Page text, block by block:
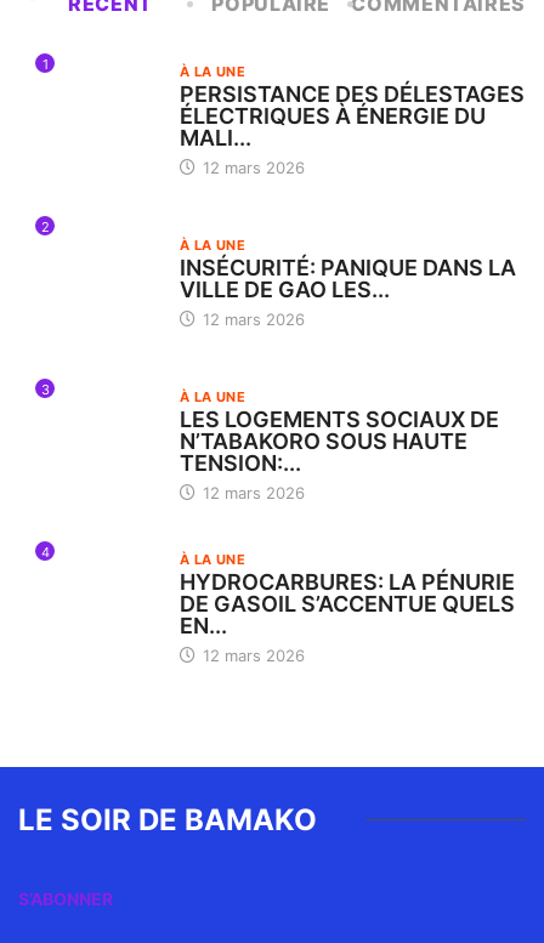
1 À LA UNE
PERSISTANCE DES DÉLESTAGES
ÉLECTRIQUES À ÉNERGIE DU
MALI...
12 mars 2026
2
À LA UNE
INSÉCURITÉ: PANIQUE DANS LA
VILLE DE GAO LES...
12 mars 2026
3 À LA UNE
LES LOGEMENTS SOCIAUX DE
N’TABAKORO SOUS HAUTE
TENSION:...
12 mars 2026
4 À LA UNE
HYDROCARBURES: LA PÉNURIE
DE GASOIL S’ACCENTUE QUELS
EN...
12 mars 2026
LE SOIR DE BAMAKO
S’ABONNER